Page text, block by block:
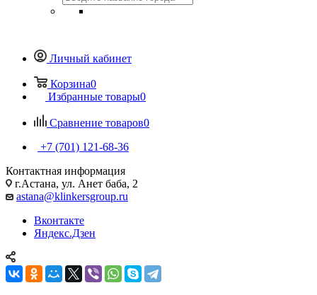
Личный кабинет
Корзина0
Избранные товары0
Сравнение товаров0
+7 (701) 121-68-36
Контактная информация
г.Астана, ул. Анет баба, 2
astana@klinkersgroup.ru
Вконтакте
Яндекс.Дзен